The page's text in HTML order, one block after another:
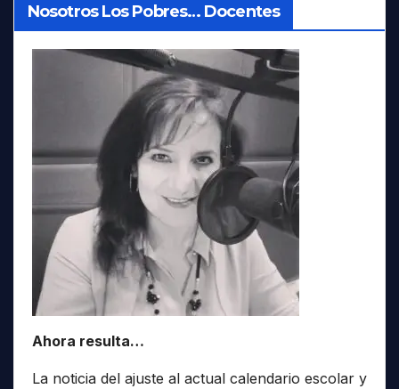
Nosotros Los Pobres… Docentes
Ahora resulta…
La noticia del ajuste al actual calendario escolar y